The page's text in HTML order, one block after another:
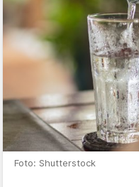
Foto: Shutterstock